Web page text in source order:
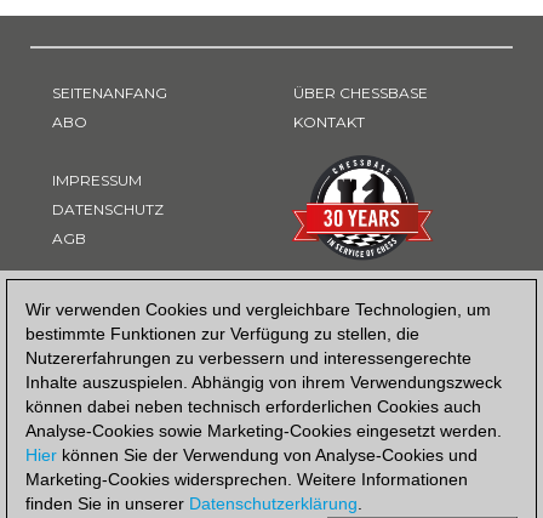
Wir verwenden Cookies und vergleichbare Technologien, um
bestimmte Funktionen zur Verfügung zu stellen, die
Nutzererfahrungen zu verbessern und interessengerechte
Inhalte auszuspielen. Abhängig von ihrem Verwendungszweck
können dabei neben technisch erforderlichen Cookies auch
Analyse-Cookies sowie Marketing-Cookies eingesetzt werden.
Hier können Sie der Verwendung von Analyse-Cookies und
Marketing-Cookies widersprechen. Weitere Informationen
finden Sie in unserer Datenschutzerklärung.
SEITENANFANG
ABO
IMPRESSUM
DATENSCHUTZ
AGB
ÜBER CHESSBASE
KONTAKT
ZAHLUNGSART